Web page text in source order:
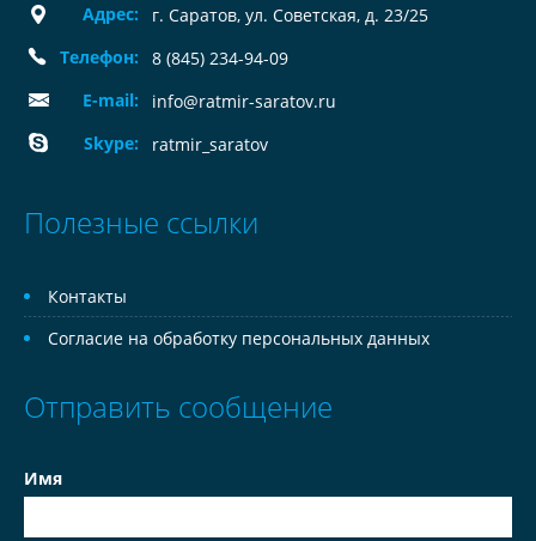
Адрес:
г. Саратов, ул. Советская, д. 23/25
Телефон:
8 (845) 234-94-09
E-mail:
info@ratmir-saratov.ru
Skype:
ratmir_saratov
Полезные ссылки
Контакты
Согласие на обработку персональных данных
Отправить сообщение
Имя